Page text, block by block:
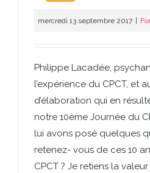
mercredi 13 septembre 2017 |
Philippe Lacadée,
l’expérience du CPCT, et
d’élaboration qui en
notre 10ème Journée du
lui avons posé quelques
retenez- vous de ces 10
CPCT ? Je retiens la